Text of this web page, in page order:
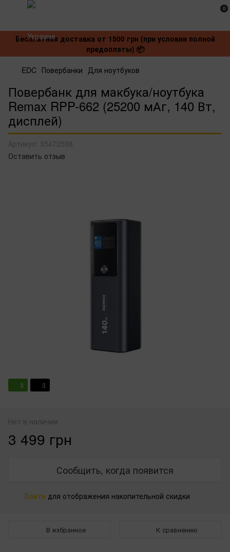
0
Бесплатная доставка от 1500 грн (при условии полной
предоплаты) 📦
EDC Повербанки Для ноутбуков
Повербанк для макбука/ноутбука
Remax RPP-662 (25200 мАг, 140 Вт,
дисплей)
Артикул: 35472598
Оставить отзыв
3 3
Нет в наличии
3 499 грн
Сообщить, когда появится
Войти для отображения накопительной скидки
В избранное К сравнению